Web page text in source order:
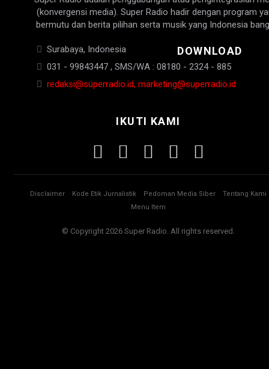
(konvergensi media). Super Radio hadir dengan program
bermutu dan berita pilihan serta musik yang Indonesia
Surabaya, Indonesia
031 - 99843447 , SMS/WA : 08180 - 2324 - 885
redaksi@superradio.id, marketing@superradio.id
DOWNLOAD
IKUTI KAMI
Disclaimer Kode Etik Jurnalistik Pedoman Media Siber
Tentang Kami
Menu Item
© Copyright 2026 Super Radio. All rights reserved.